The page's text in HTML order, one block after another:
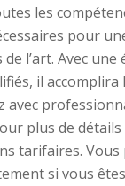
les
pour
l’art. Avec une
il accomplira
avec
plus de détails
tarifaires. Vous
si vous